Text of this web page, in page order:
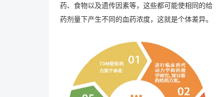
药、食物以及遗传因素等，这些都可能使相同的给
药剂量下产生不同的血药浓度，这就是个体差异。